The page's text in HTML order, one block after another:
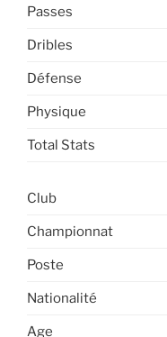
Passes
Dribles
Défense
Physique
Total Stats
Club
Championnat
Poste
Nationalité
Age